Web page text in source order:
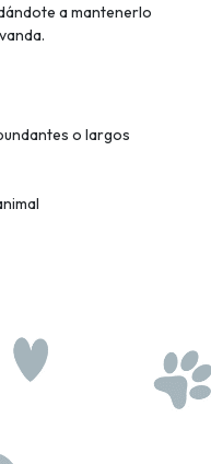
a mantenerlo
o largos